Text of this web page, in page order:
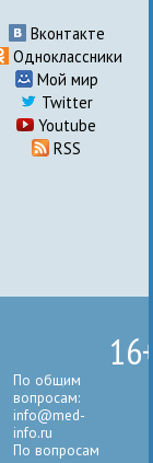
Вконтакте
Одноклассники
Мой мир
Twitter
Youtube
RSS
По общим
вопросам:
info@med-
info.ru
По вопросам